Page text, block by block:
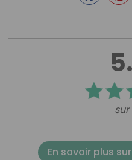
sur
En savoir plus